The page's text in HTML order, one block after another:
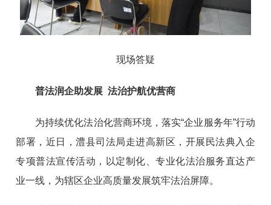
现场答疑
普法润企助发展 法治护航优营商
为持续优化法治化营商环境，落实“企业服务年”行动
部署，近日，澧县司法局走进高新区，开展民法典入企
专项普法宣传活动，以定制化、专业化法治服务直达产
业一线，为辖区企业高质量发展筑牢法治屏障。